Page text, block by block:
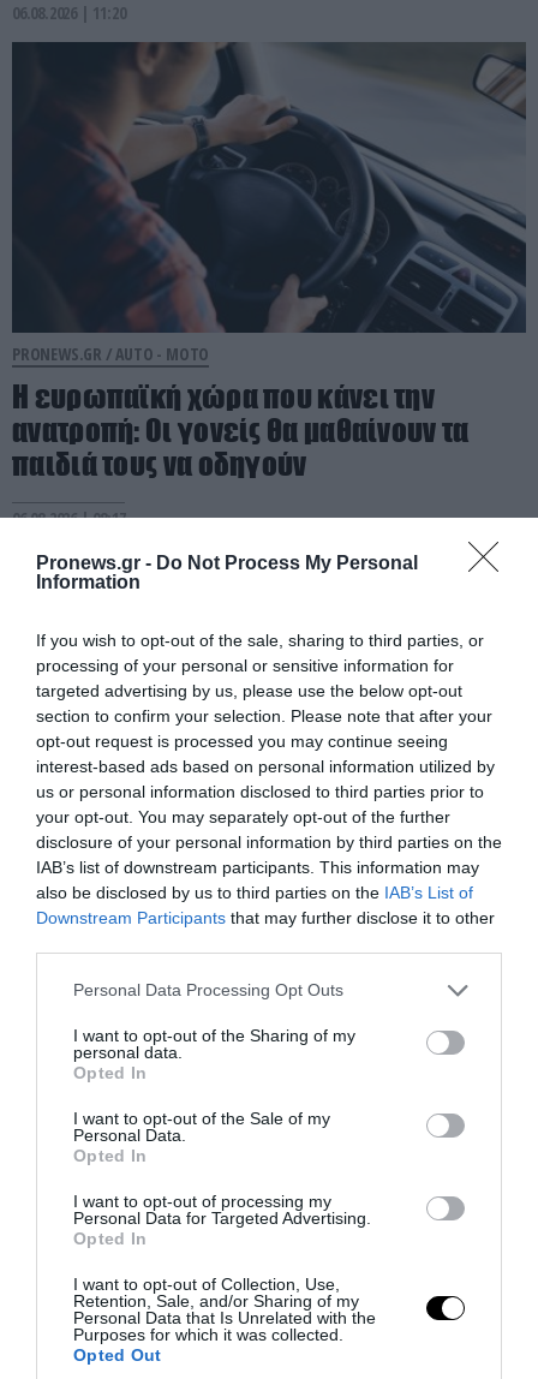
Pronews.gr - Do Not Process My Personal
Information
If you wish to opt-out of the sale, sharing to third parties, or
processing of your personal or sensitive information for
targeted advertising by us, please use the below opt-out
section to confirm your selection. Please note that after your
opt-out request is processed you may continue seeing
interest-based ads based on personal information utilized by
us or personal information disclosed to third parties prior to
your opt-out. You may separately opt-out of the further
disclosure of your personal information by third parties on the
IAB’s list of downstream participants. This information may
also be disclosed by us to third parties on the IAB’s List of
Downstream Participants that may further disclose it to other
Please note that this website/app uses one or more Google
not limited to your visit or usage behaviour. You may click to
grant or deny consent to Google and its third-party tags to
use your data for below specified purposes in below Google
consent section.
Personal Data Processing Opt Outs
I want to opt-out of the Sharing of my
personal data.
Opted In
I want to opt-out of the Sale of my
Personal Data.
Opted In
I want to opt-out of processing my
Personal Data for Targeted Advertising.
Opted In
I want to opt-out of Collection, Use,
Retention, Sale, and/or Sharing of my
Personal Data that Is Unrelated with the
Purposes for which it was collected.
Opted Out
06.08.2026 | 11:20
PRONEWS.GR /AUTO - MOTO
Η ευρωπαϊκή χώρα που κάνει την
ανατροπή: Οι γονείς θα μαθαίνουν τα
παιδιά τους να οδηγούν
06.08.2026 | 08:17
PRONEWS.GR /AUTO - MOTO
Αλλάζουν τα δεδομένα στους δρόμους:
Στο στόχαστρο οι εφαρμογές που
06.08.2026 | 08:16
PRONEWS.GR /AUTO - MOTO